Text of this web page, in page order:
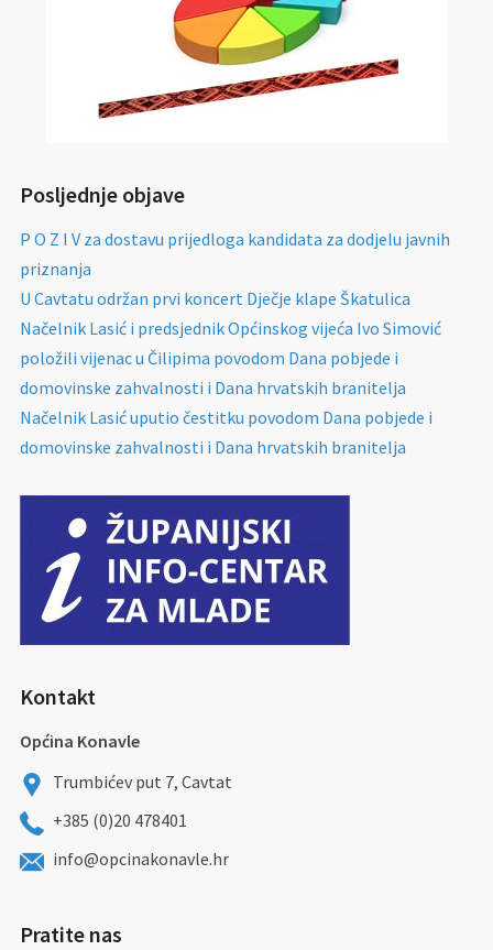
Posljednje objave
P O Z I V za dostavu prijedloga kandidata za dodjelu javnih
priznanja
U Cavtatu održan prvi koncert Dječje klape Škatulica
Načelnik Lasić i predsjednik Općinskog vijeća Ivo Simović
položili vijenac u Čilipima povodom Dana pobjede i
domovinske zahvalnosti i Dana hrvatskih branitelja
Načelnik Lasić uputio čestitku povodom Dana pobjede i
domovinske zahvalnosti i Dana hrvatskih branitelja
Kontakt
Općina Konavle
Trumbićev put 7, Cavtat
+385 (0)20 478401
info@opcinakonavle.hr
Pratite nas